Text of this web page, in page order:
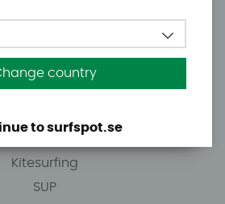
info@surfspot.se
Kitesurfing
SUP
country
to surfspot.se